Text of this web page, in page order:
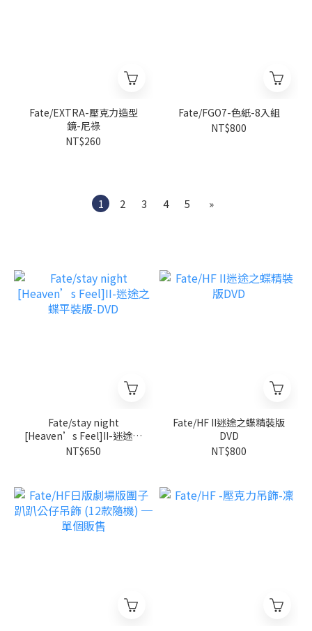
Fate/EXTRA-壓克力造型
鏡-尼祿
NT$260
Fate/FGO7-色紙-8入組
NT$800
1 2 3 4 5 »
Fate/stay night
[Heaven’s Feel]II-迷途之
蝶平裝版-DVD
NT$650
Fate/HF II迷途之蝶精裝版
DVD
NT$800